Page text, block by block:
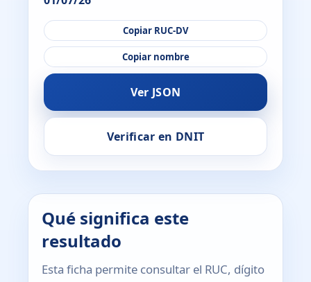
Copiar RUC-DV
Copiar nombre
Ver JSON
Verificar en DNIT
Qué significa este
resultado
Esta ficha permite consultar el RUC, dígito